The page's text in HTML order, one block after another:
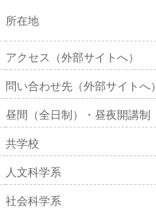
所在地
アクセス（外部サイトへ）
問い合わせ先（外部サイトへ）
昼間（全日制）・昼夜開講制
共学校
人文科学系
社会科学系